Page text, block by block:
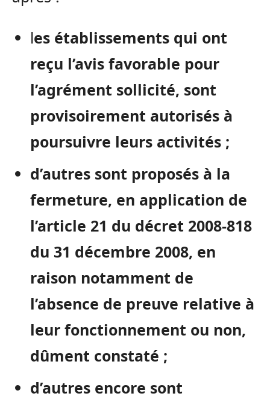
les établissements qui ont
reçu l’avis favorable pour
l’agrément sollicité, sont
provisoirement autorisés à
poursuivre leurs activités ;
d’autres sont proposés à la
fermeture, en application de
l’article 21 du décret 2008-818
du 31 décembre 2008, en
raison notamment de
l’absence de preuve relative à
leur fonctionnement ou non,
dûment constaté ;
d’autres encore sont